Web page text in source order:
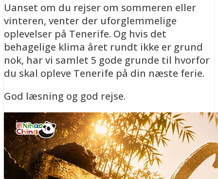
Uanset om du rejser om sommeren eller
vinteren, venter der uforglemmelige
oplevelser på Tenerife. Og hvis det
behagelige klima året rundt ikke er grund
nok, har vi samlet 5 gode grunde til hvorfor
du skal opleve Tenerife på din næste ferie.
God læsning og god rejse.